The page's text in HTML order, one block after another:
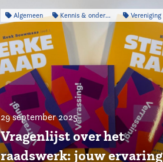
Algemeen Kennis & onderzoek Vereniging
29 september 2025
Vragenlijst over het
raadswerk: jouw ervaring